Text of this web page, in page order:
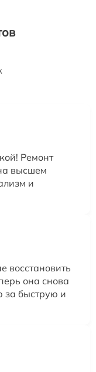
Ремонт
высшем
и
восстановить
она снова
за быструю и